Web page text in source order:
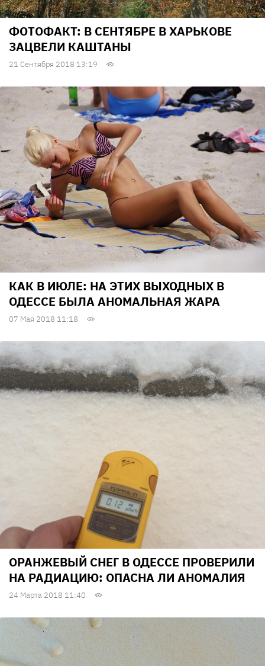
ФОТОФАКТ: В СЕНТЯБРЕ В ХАРЬКОВЕ
ЗАЦВЕЛИ КАШТАНЫ
21 Сентября 2018 13:19
КАК В ИЮЛЕ: НА ЭТИХ ВЫХОДНЫХ В
ОДЕССЕ БЫЛА АНОМАЛЬНАЯ ЖАРА
07 Мая 2018 11:18
ОРАНЖЕВЫЙ СНЕГ В ОДЕССЕ ПРОВЕРИЛИ
НА РАДИАЦИЮ: ОПАСНА ЛИ АНОМАЛИЯ
24 Марта 2018 11:40